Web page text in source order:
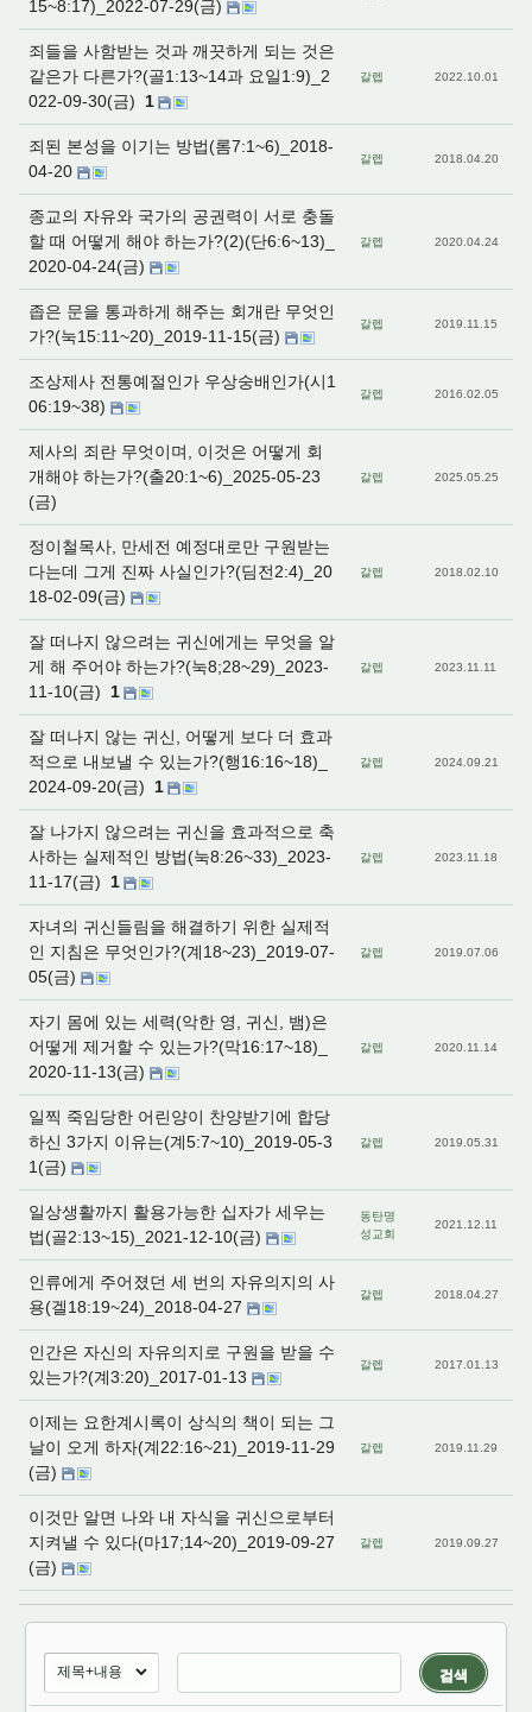
15~8:17)_2022-07-29(금)
죄들을 사함받는 것과 깨끗하게 되는 것은
같은가 다른가?(골1:13~14과 요일1:9)_2
022-09-30(금)
1
갈렙 2022.10.01
죄된 본성을 이기는 방법(롬7:1~6)_2018-
04-20
갈렙 2018.04.20
종교의 자유와 국가의 공권력이 서로 충돌
할 때 어떻게 해야 하는가?(2)(단6:6~13)_
2020-04-24(금)
갈렙 2020.04.24
좁은 문을 통과하게 해주는 회개란 무엇인
가?(눅15:11~20)_2019-11-15(금)
갈렙 2019.11.15
조상제사 전통예절인가 우상숭배인가(시1
06:19~38)
갈렙 2016.02.05
제사의 죄란 무엇이며, 이것은 어떻게 회
개해야 하는가?(출20:1~6)_2025-05-23
(금)
갈렙 2025.05.25
정이철목사, 만세전 예정대로만 구원받는
다는데 그게 진짜 사실인가?(딤전2:4)_20
18-02-09(금)
갈렙 2018.02.10
잘 떠나지 않으려는 귀신에게는 무엇을 알
게 해 주어야 하는가?(눅8;28~29)_2023-
11-10(금)
1
갈렙 2023.11.11
잘 떠나지 않는 귀신, 어떻게 보다 더 효과
적으로 내보낼 수 있는가?(행16:16~18)_
2024-09-20(금)
1
갈렙 2024.09.21
잘 나가지 않으려는 귀신을 효과적으로 축
사하는 실제적인 방법(눅8:26~33)_2023-
11-17(금)
1
갈렙 2023.11.18
자녀의 귀신들림을 해결하기 위한 실제적
인 지침은 무엇인가?(계18~23)_2019-07-
05(금)
갈렙 2019.07.06
자기 몸에 있는 세력(악한 영, 귀신, 뱀)은
어떻게 제거할 수 있는가?(막16:17~18)_
2020-11-13(금)
갈렙 2020.11.14
일찍 죽임당한 어린양이 찬양받기에 합당
하신 3가지 이유는(계5:7~10)_2019-05-3
1(금)
갈렙 2019.05.31
일상생활까지 활용가능한 십자가 세우는
법(골2:13~15)_2021-12-10(금)
동탄명
성교회
2021.12.11
인류에게 주어졌던 세 번의 자유의지의 사
용(겔18:19~24)_2018-04-27
갈렙 2018.04.27
인간은 자신의 자유의지로 구원을 받을 수
있는가?(계3:20)_2017-01-13
갈렙 2017.01.13
이제는 요한계시록이 상식의 책이 되는 그
날이 오게 하자(계22:16~21)_2019-11-29
(금)
갈렙 2019.11.29
이것만 알면 나와 내 자식을 귀신으로부터
지켜낼 수 있다(마17;14~20)_2019-09-27
(금)
갈렙 2019.09.27
검색